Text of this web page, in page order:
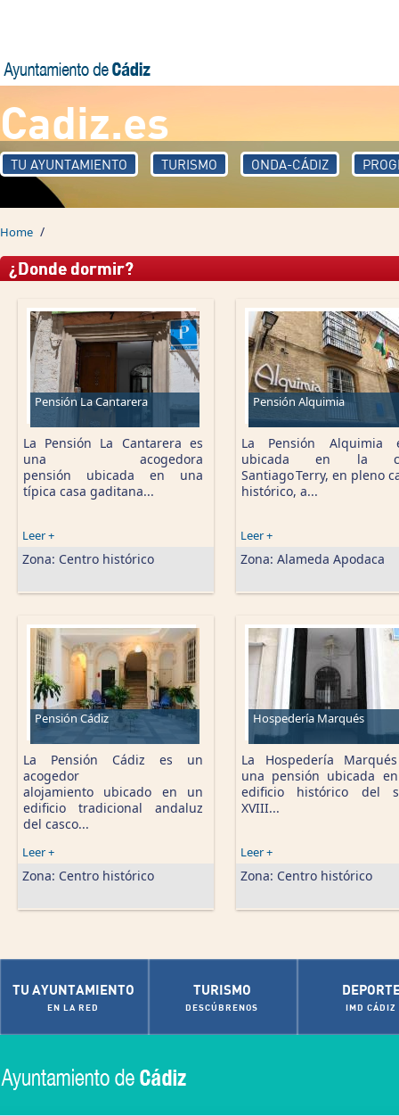
Cadiz.es
TU AYUNTAMIENTO TURISMO ONDA-CÁDIZ
Home /
¿Donde dormir?
Pensión La Cantarera
La Pensión La Cantarera es
una acogedora
pensión ubicada en una
típica casa gaditana...
Leer +
Zona: Centro histórico
Pensión Alquimia
La Pensión Alquimia
ubicada en la
Santiago Terry, en pleno
histórico, a...
Leer +
Zona: Alameda Apodaca
Pensión Cádiz
La Pensión Cádiz es un
acogedor
alojamiento ubicado en un
edificio tradicional andaluz
del casco...
Leer +
Zona: Centro histórico
Hospedería Marqués
La Hospedería
una pensión ubicada
edificio histórico del
XVIII...
Leer +
Zona: Centro histórico
TU AYUNTAMIENTO
EN LA RED
TURISMO
DESCÚBRENOS IMD CÁDIZ